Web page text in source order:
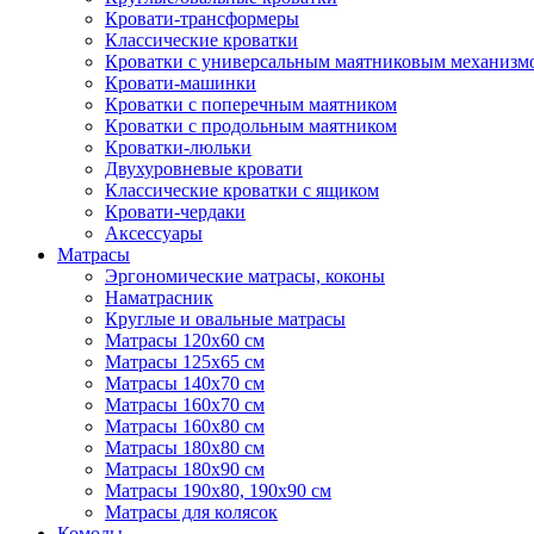
Кровати-трансформеры
Классические кроватки
Кроватки с универсальным маятниковым
Кровати-машинки
Кроватки с поперечным маятником
Кроватки с продольным маятником
Кроватки-люльки
Двухуровневые кровати
Классические кроватки с ящиком
Кровати-чердаки
Аксессуары
Матрасы
Эргономические матрасы, коконы
Наматрасник
Круглые и овальные матрасы
Матрасы 120х60 см
Матрасы 125х65 см
Матрасы 140х70 см
Матрасы 160х70 см
Матрасы 160х80 см
Матрасы 180х80 см
Матрасы 180х90 см
Матрасы 190х80, 190х90 см
Матрасы для колясок